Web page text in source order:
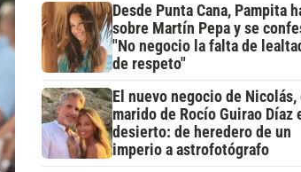
Desde Punta Cana, Pampita
sobre Martín Pepa y se
"No negocio la falta de
de respeto"
El nuevo negocio de Nicolás,
marido de Rocío Guirao Díaz
desierto: de heredero de un
imperio a astrofotógrafo